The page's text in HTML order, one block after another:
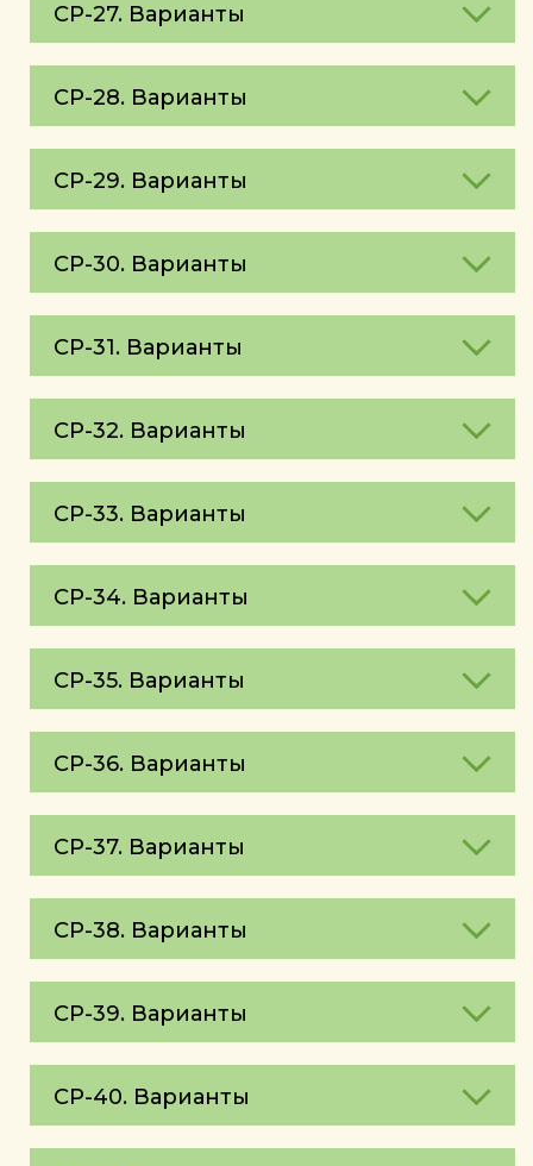
СР-27. Варианты
СР-28. Варианты
СР-29. Варианты
СР-30. Варианты
СР-31. Варианты
СР-32. Варианты
СР-33. Варианты
СР-34. Варианты
СР-35. Варианты
СР-36. Варианты
СР-37. Варианты
СР-38. Варианты
СР-39. Варианты
СР-40. Варианты